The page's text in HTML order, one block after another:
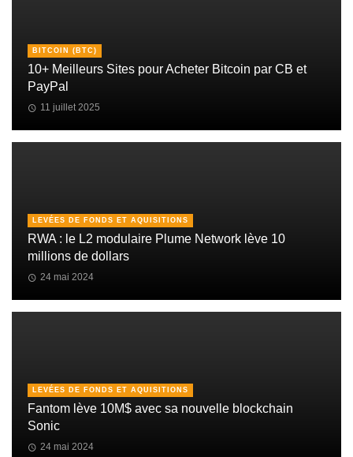
BITCOIN (BTC)
10+ Meilleurs Sites pour Acheter Bitcoin par CB et
PayPal
11 juillet 2025
LEVÉES DE FONDS ET AQUISITIONS
RWA : le L2 modulaire Plume Network lève 10
millions de dollars
24 mai 2024
LEVÉES DE FONDS ET AQUISITIONS
Fantom lève 10M$ avec sa nouvelle blockchain
Sonic
24 mai 2024